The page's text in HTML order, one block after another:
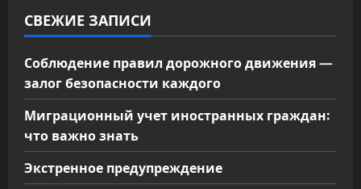
СВЕЖИЕ ЗАПИСИ
Соблюдение правил дорожного движения —
залог безопасности каждого
Миграционный учет иностранных граждан:
что важно знать
Экстренное предупреждение